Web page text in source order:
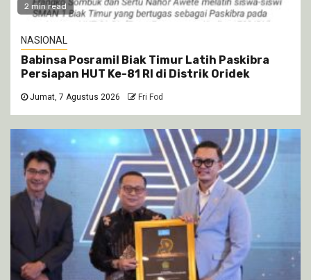
2 min read
NASIONAL
Babinsa Posramil Biak Timur Latih Paskibra
Persiapan HUT Ke-81 RI di Distrik Oridek
Jumat, 7 Agustus 2026 Fri Fod